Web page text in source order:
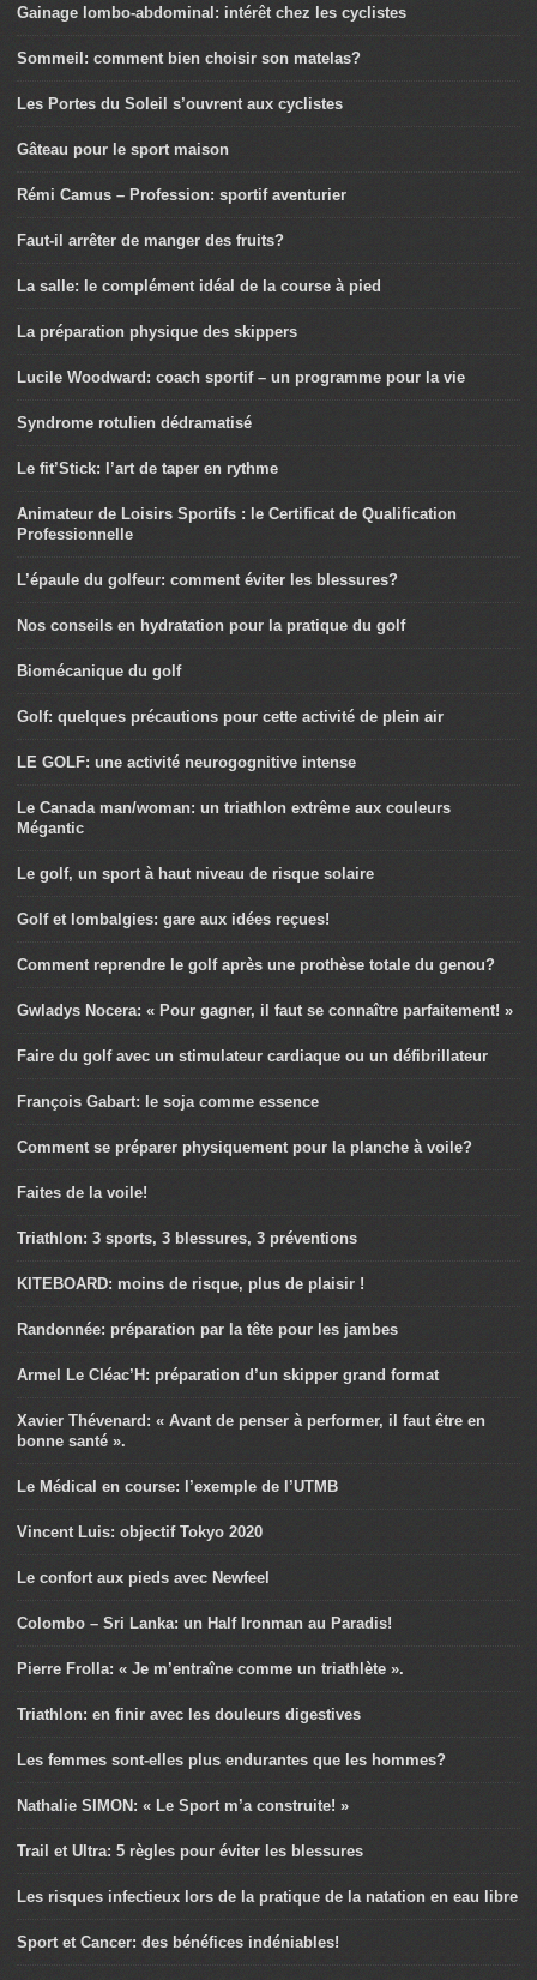
Gainage lombo-abdominal: intérêt chez les cyclistes
Sommeil: comment bien choisir son matelas?
Les Portes du Soleil s’ouvrent aux cyclistes
Gâteau pour le sport maison
Rémi Camus – Profession: sportif aventurier
Faut-il arrêter de manger des fruits?
La salle: le complément idéal de la course à pied
La préparation physique des skippers
Lucile Woodward: coach sportif – un programme pour la vie
Syndrome rotulien dédramatisé
Le fit’Stick: l’art de taper en rythme
Animateur de Loisirs Sportifs : le Certificat de Qualification
Professionnelle
L’épaule du golfeur: comment éviter les blessures?
Nos conseils en hydratation pour la pratique du golf
Biomécanique du golf
Golf: quelques précautions pour cette activité de plein air
LE GOLF: une activité neurogognitive intense
Le Canada man/woman: un triathlon extrême aux couleurs
Mégantic
Le golf, un sport à haut niveau de risque solaire
Golf et lombalgies: gare aux idées reçues!
Comment reprendre le golf après une prothèse totale du genou?
Gwladys Nocera: « Pour gagner, il faut se connaître parfaitement! »
Faire du golf avec un stimulateur cardiaque ou un défibrillateur
François Gabart: le soja comme essence
Comment se préparer physiquement pour la planche à voile?
Faites de la voile!
Triathlon: 3 sports, 3 blessures, 3 préventions
KITEBOARD: moins de risque, plus de plaisir !
Randonnée: préparation par la tête pour les jambes
Armel Le Cléac’H: préparation d’un skipper grand format
Xavier Thévenard: « Avant de penser à performer, il faut être en
bonne santé ».
Le Médical en course: l’exemple de l’UTMB
Vincent Luis: objectif Tokyo 2020
Le confort aux pieds avec Newfeel
Colombo – Sri Lanka: un Half Ironman au Paradis!
Pierre Frolla: « Je m’entraîne comme un triathlète ».
Triathlon: en finir avec les douleurs digestives
Les femmes sont-elles plus endurantes que les hommes?
Nathalie SIMON: « Le Sport m’a construite! »
Trail et Ultra: 5 règles pour éviter les blessures
Les risques infectieux lors de la pratique de la natation en eau libre
Sport et Cancer: des bénéfices indéniables!